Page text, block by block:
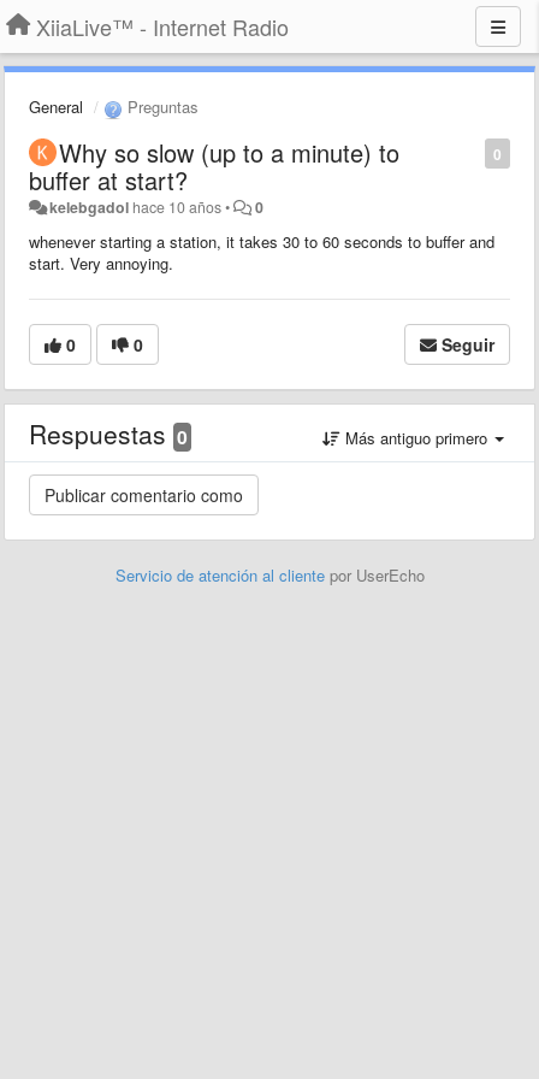
XiiaLive™ - Internet Radio
General Preguntas
0
Why so slow (up to a minute) to
buffer at start?
kelebgadol hace 10 años• 0
whenever starting a station, it takes 30 to 60 seconds to buffer and
start. Very annoying.
0 0 Seguir
Respuestas 0 Más antiguo primero
Servicio de atención al cliente por UserEcho